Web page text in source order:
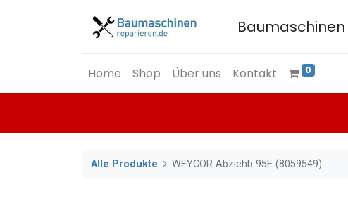
Baumaschinen
Home Shop Über uns Kontakt 0
Alle Produkte WEYCOR Abziehb 95E (8059549)